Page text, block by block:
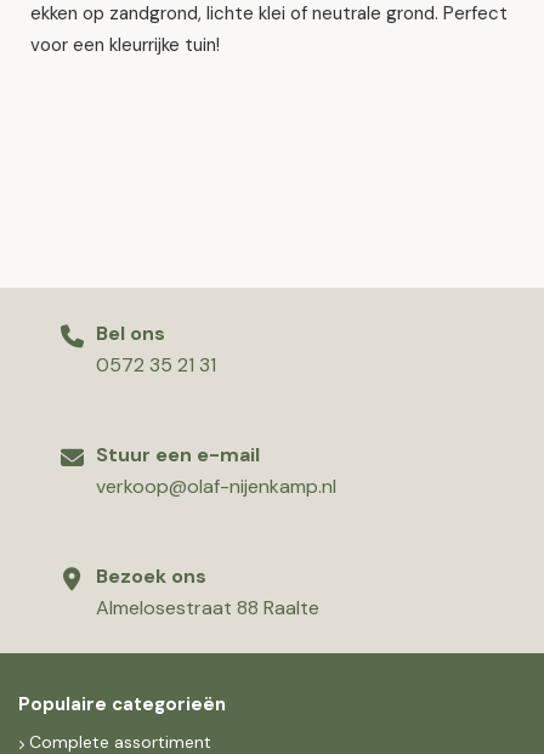
ekken op zandgrond, lichte klei of neutrale grond. Perfect
voor een kleurrijke tuin!
Bel ons
0572 35 21 31
Stuur een e-mail
verkoop@olaf-nijenkamp.nl
Bezoek ons
Almelosestraat 88 Raalte
Populaire categorieën
Complete assortiment